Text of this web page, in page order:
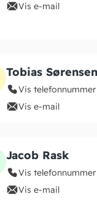
Vis e-mail
Tobias Sørensen
Vis telefonnummer
Vis e-mail
Jacob Rask
Vis telefonnummer
Vis e-mail